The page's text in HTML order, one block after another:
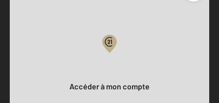
Accéder à mon compte